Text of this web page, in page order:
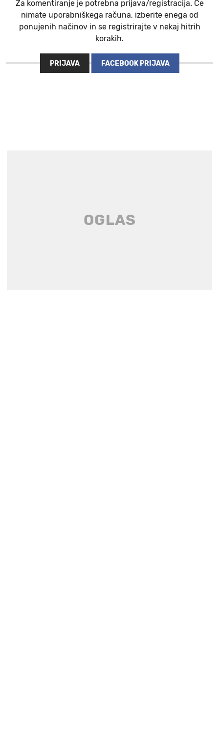
Za komentiranje je potrebna prijava/registracija. Če
nimate uporabniškega računa, izberite enega od
ponujenih načinov in se registrirajte v nekaj hitrih
korakih.
PRIJAVA FACEBOOK PRIJAVA